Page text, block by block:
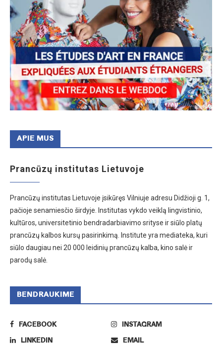
APIE MUS
Prancūzų institutas Lietuvoje
Prancūzų institutas Lietuvoje įsikūręs Vilniuje adresu Didžioji g. 1,
pačioje senamiesčio širdyje. Institutas vykdo veiklą lingvistinio,
kultūros, universitetinio bendradarbiavimo srityse ir siūlo platų
prancūzų kalbos kursų pasirinkimą. Institute yra mediateka, kuri
siūlo daugiau nei 20 000 leidinių prancūzų kalba, kino salė ir
parodų salė.
BENDRAUKIME
FACEBOOK INSTAGRAM
LINKEDIN EMAIL